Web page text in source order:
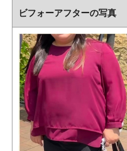
ビフォーアフターの写真